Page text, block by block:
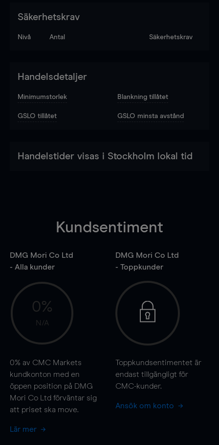
Säkerhetskrav
Nivå Antal Säkerhetskrav
Handelsdetaljer
Minimumstorlek Blankning tillåtet
GSLO tillåtet GSLO minsta avstånd
Handelstider visas i Stockholm lokal tid
Kundsentiment
DMG Mori Co Ltd
- Alla kunder
0%
N/A
0% av CMC Markets
kundkonton med en
öppen position på DMG
Mori Co Ltd förväntar sig
att priset ska move.
Lär mer
DMG Mori Co Ltd
- Toppkunder
Toppkundsentimentet är
endast tillgängligt för
CMC-kunder.
Ansök om konto